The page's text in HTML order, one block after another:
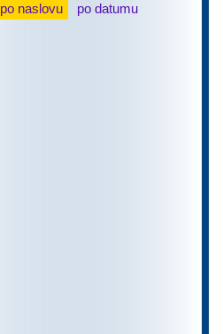
po naslovu
po datumu